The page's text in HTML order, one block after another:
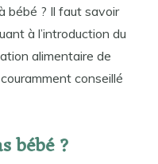
bébé ? Il faut savoir
à l’introduction du
alimentaire de
conseillé
bébé ?